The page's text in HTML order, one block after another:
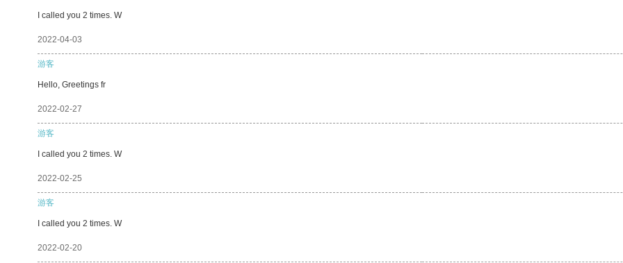
I called you 2 times. W
2022-04-03
游客
Hello, Greetings fr
2022-02-27
游客
I called you 2 times. W
2022-02-25
游客
I called you 2 times. W
2022-02-20